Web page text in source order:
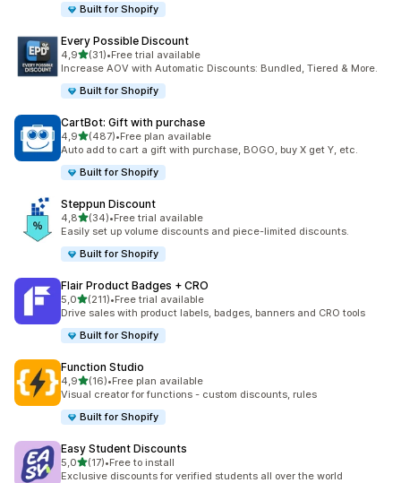
Built for Shopify
Every Possible Discount
4,9na 5 gwiazdek
(31)
Łączna liczba recenzji: 31
•Free trial available
Increase AOV with Automatic Discounts: Bundled, Tiered & More.
Built for Shopify
CartBot: Gift with purchase
4,9na 5 gwiazdek
(487)
Łączna liczba recenzji: 487
•Free plan available
Auto add to cart a gift with purchase, BOGO, buy X get Y, etc.
Built for Shopify
Steppun Discount
4,8na 5 gwiazdek
(34)
Łączna liczba recenzji: 34
•Free trial available
Easily set up volume discounts and piece-limited discounts.
Built for Shopify
Flair Product Badges + CRO
5,0na 5 gwiazdek
(211)
Łączna liczba recenzji: 211
•Free trial available
Drive sales with product labels, badges, banners and CRO tools
Built for Shopify
Function Studio
4,9na 5 gwiazdek
(16)
Łączna liczba recenzji: 16
•Free plan available
Visual creator for functions - custom discounts, rules
Built for Shopify
Easy Student Discounts
5,0na 5 gwiazdek
(17)
Łączna liczba recenzji: 17
•Free to install
Exclusive discounts for verified students all over the world